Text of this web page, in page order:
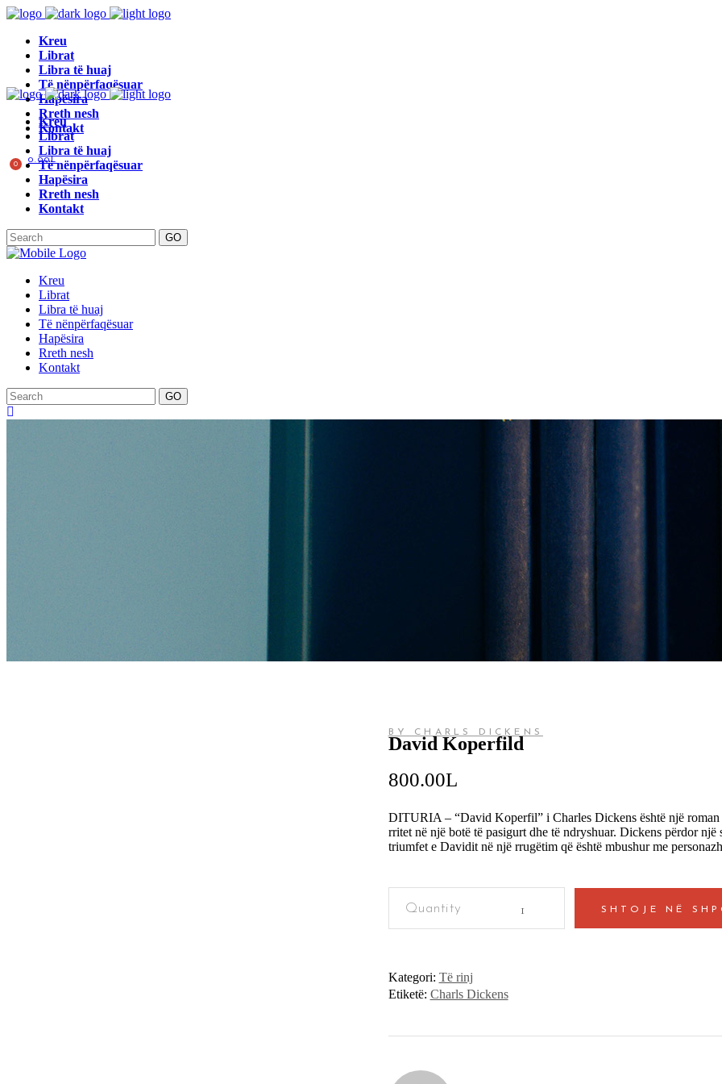
Kreu
Librat
Libra të huaj
Të nënpërfaqësuar
Hapësira
Rreth nesh
Kontakt
0 0.00L
Kreu
Librat
Libra të huaj
Të nënpërfaqësuar
Hapësira
Rreth nesh
Kontakt
GO
Kreu
Librat
Libra të huaj
Të nënpërfaqësuar
Hapësira
Rreth nesh
Kontakt
GO
BY CHARLS DICKENS
David Koperfild
800.00L
DITURIA – “David Koperfil” i Charles Dickens është një
rritet në një botë të pasigurt dhe të ndryshuar. Dickens përdor
triumfet e Davidit në një rrugëtim që është mbushur me
Koperfild
SHTOJE NË
Kategori: Të rinj
Etiketë: Charls Dickens